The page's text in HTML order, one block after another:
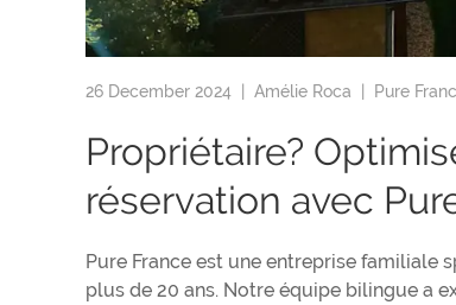
26 December 2024 | Amélie Roca Pure
Propriétaire?
réservation avec
Pure France est une entreprise familiale
plus de 20 ans. Notre équipe bilingue a